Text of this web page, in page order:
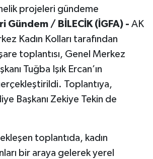
projeleri gündeme
Gündem / BİLECİK (İGFA) - AK
Kadın Kolları tarafından
toplantısı, Genel Merkez
Tuğba Işık Ercan’ın
Toplantıya,
Başkanı Zekiye Tekin de
toplantıda, kadın
bir araya gelerek yerel